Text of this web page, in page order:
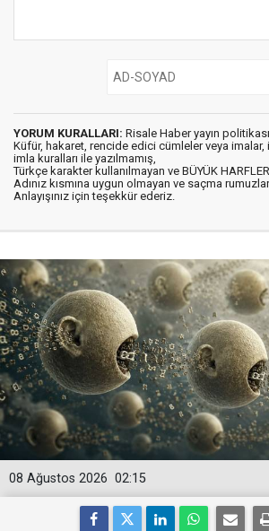
YORUM KURALLARI: Risale Haber yayın
Küfür, hakaret, rencide edici cümleler veya imalar,
imla kuralları ile yazılmamış,
Türkçe karakter kullanılmayan ve BÜYÜK
Adınız kısmına uygun olmayan ve saçma
Anlayışınız için teşekkür ederiz.
02:15
08 Ağustos 2026